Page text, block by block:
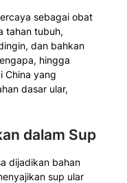
sebagai obat
tahan tubuh,
dan bahkan
hingga
China yang
dasar ular,
dalam Sup
dijadikan bahan
sup ular